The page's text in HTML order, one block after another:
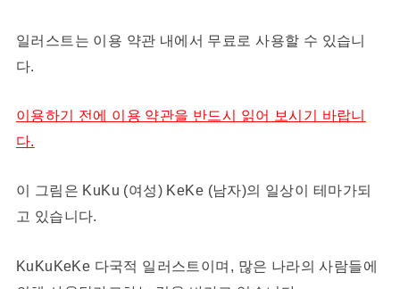
일러스트는 이용 약관 내에서 무료로 사용할 수 있습니
다.
이용하기 전에 이용 약관을 반드시 읽어 보시기 바랍니
다.
이 그림은 KuKu (여성) KeKe (남자)의 일상이 테마가되
고 있습니다.
KuKuKeKe 다국적 일러스트이며, 많은 나라의 사람들에